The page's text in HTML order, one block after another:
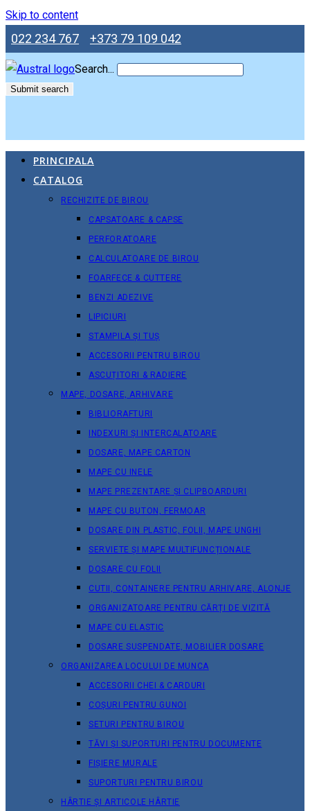
Skip to content
022 234 767 +373 79 109 042
Search...
Submit search
PRINCIPALA
CATALOG
RECHIZITE DE BIROU
CAPSATOARE & CAPSE
PERFORATOARE
CALCULATOARE DE BIROU
FOARFECE & CUTTERE
BENZI ADEZIVE
LIPICIURI
STAMPILA ȘI TUȘ
ACCESORII PENTRU BIROU
ASCUȚITORI & RADIERE
MAPE, DOSARE, ARHIVARE
BIBLIORAFTURI
INDEXURI ȘI INTERCALATOARE
DOSARE, MAPE CARTON
MAPE CU INELE
MAPE PREZENTARE ȘI CLIPBOARDURI
MAPE CU BUTON, FERMOAR
DOSARE DIN PLASTIC, FOLII, MAPE UNGHI
SERVIETE ȘI MAPE MULTIFUNCȚIONALE
DOSARE CU FOLII
CUTII, CONTAINERE PENTRU ARHIVARE, ALONJE
ORGANIZATOARE PENTRU CĂRȚI DE VIZITĂ
MAPE CU ELASTIC
DOSARE SUSPENDATE, MOBILIER DOSARE
ORGANIZAREA LOCULUI DE MUNCA
ACCESORII CHEI & СARDURI
COȘURI PENTRU GUNOI
SETURI PENTRU BIROU
TĂVI ȘI SUPORTURI PENTRU DOCUMENTE
FIȘIERE MURALE
SUPORTURI PENTRU BIROU
HÂRTIE ȘI ARTICOLE HÂRTIE